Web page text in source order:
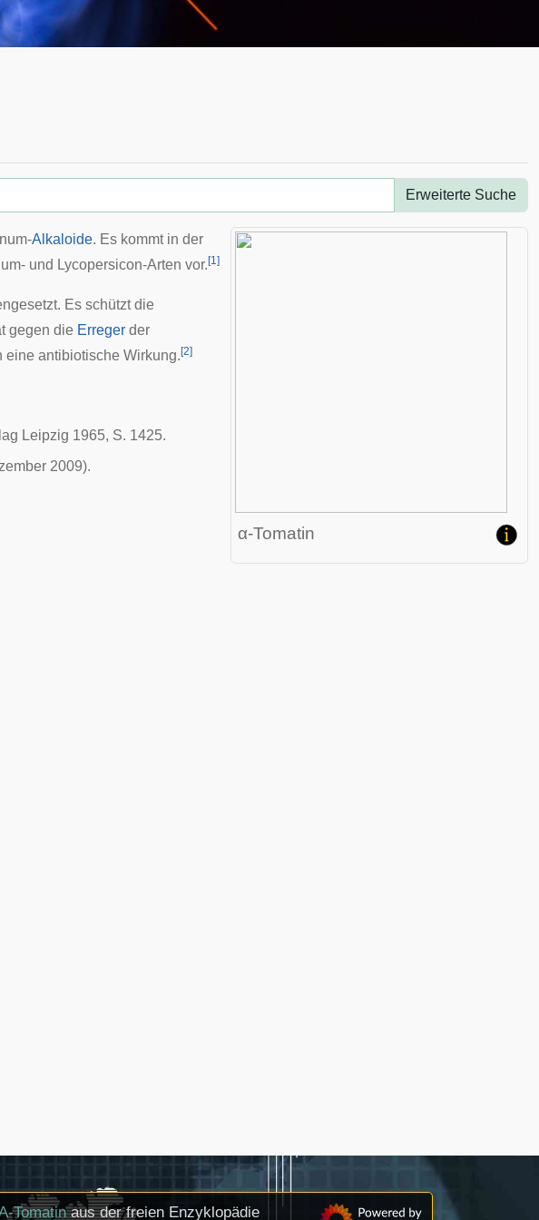
Erweiterte Suche
α-Tomatin
Alkaloide. Es kommt in der
- und Lycopersicon-Arten vor. [1]
Es schützt die
gegen die Erreger der
eine antibiotische Wirkung. [2]
Leipzig 1965, S. 1425.
2009).
Tomatinaus der freien Enzyklopädie